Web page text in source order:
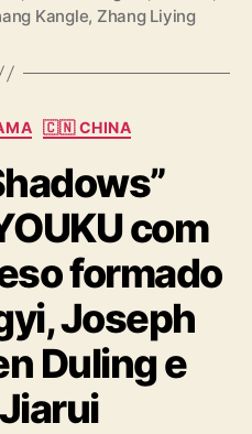
Kangle, Zhang Liying
C
t
e
g
o
r
i
a
s
🇨🇳 CHINA
com
formado
Joseph
Duling e